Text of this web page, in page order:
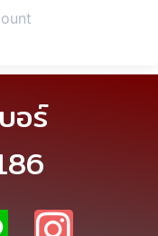
อร์